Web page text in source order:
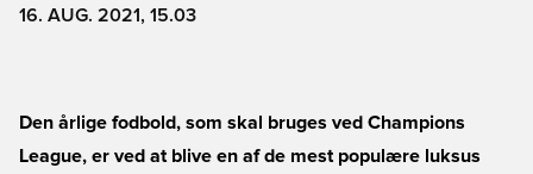
16. AUG. 2021, 15.03
Den årlige fodbold, som skal bruges ved Champions
League, er ved at blive en af de mest populære luksus